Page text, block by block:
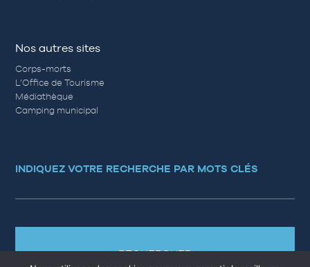
Nos autres sites
Corps-morts
L’Office de Tourisme
Médiathèque
Camping municipal
INDIQUEZ VOTRE RECHERCHE PAR MOTS CLÉS
RECHERCHER